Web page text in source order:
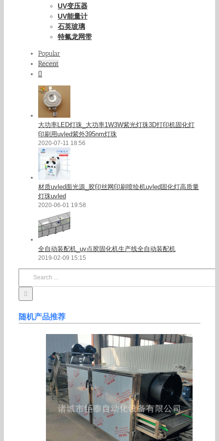
UV变压器
UV能量计
石英玻璃
特氟龙网带
Popular
Recent
大功率LED灯珠_大功率1W3W紫光灯珠3D打印机固化灯
印刷用uvled紫外395nm灯珠
2020-07-11 18:56
材质uvled面光源_胶印丝网印刷喷绘机uvled固化灯高质量
灯珠uvled
2020-06-01 19:58
全自动装配机_uv点胶固化机生产线全自动装配机
2019-02-09 15:15
随机产品推荐